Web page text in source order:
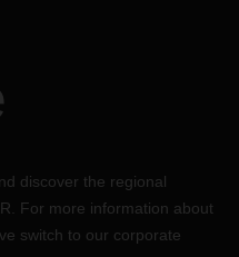
discover the regional
For more information about
switch to our corporate